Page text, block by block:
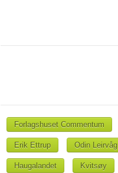
Forlagshuset Commentum
Erik Ettrup Odin Leirvåg
Haugalandet Kvitsøy